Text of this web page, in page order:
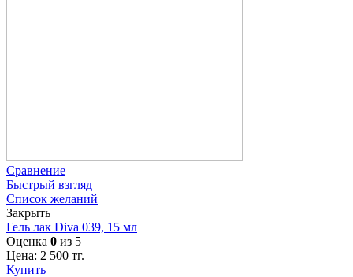
Сравнение
Быстрый взгляд
Список желаний
Закрыть
Гель лак Diva 039, 15 мл
Оценка 0 из 5
Цена: 2 500 тг.
Купить